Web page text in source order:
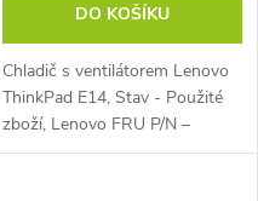
DO KOŠÍKU
Chladič s ventilátorem Lenovo
ThinkPad E14, Stav - Použité
zboží, Lenovo FRU P/N –
5H40S72907